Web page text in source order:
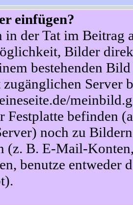
einfügen?
der Tat im Beitrag
Bilder
bestehenden
Server
Festplatte befinden
noch zu
(z. B. E-Mail-
benutze